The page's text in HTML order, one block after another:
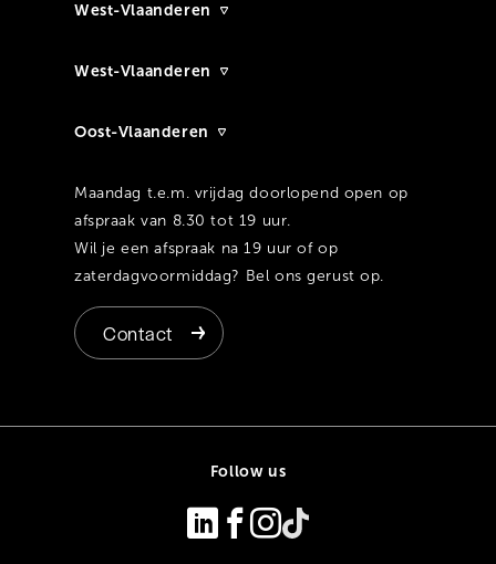
West-Vlaanderen
West-Vlaanderen
Oost-Vlaanderen
Maandag t.e.m. vrijdag doorlopend open op
afspraak van 8.30 tot 19 uur.
Wil je een afspraak na 19 uur of op
zaterdagvoormiddag? Bel ons gerust op.
Contact
Follow us